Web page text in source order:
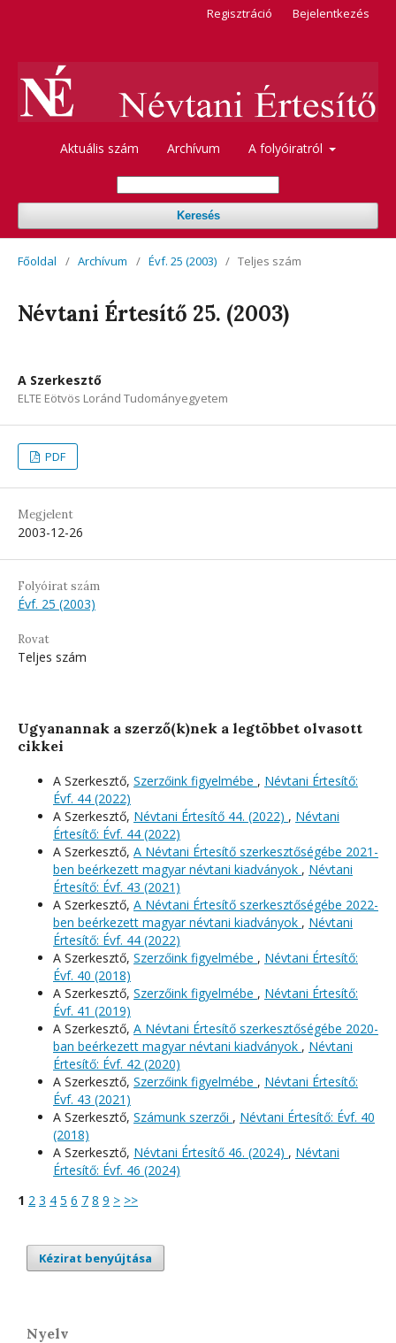
Aktuális szám Archívum A folyóiratról
Keresés
Regisztráció Bejelentkezés
Főoldal / Archívum / Évf. 25 (2003) / Teljes szám
Névtani Értesítő 25. (2003)
A Szerkesztő
ELTE Eötvös Loránd Tudományegyetem
PDF
Megjelent
2003-12-26
Folyóirat szám
Évf. 25 (2003)
Rovat
Teljes szám
Ugyanannak a szerző(k)nek a legtöbbet olvasott
cikkei
A Szerkesztő, Szerzőink figyelmébe , Névtani Értesítő:
Évf. 44 (2022)
A Szerkesztő, Névtani Értesítő 44. (2022) , Névtani
Értesítő: Évf. 44 (2022)
A Szerkesztő, A Névtani Értesítő szerkesztőségébe 2021-
ben beérkezett magyar névtani kiadványok , Névtani
Értesítő: Évf. 43 (2021)
A Szerkesztő, A Névtani Értesítő szerkesztőségébe 2022-
ben beérkezett magyar névtani kiadványok , Névtani
Értesítő: Évf. 44 (2022)
A Szerkesztő, Szerzőink figyelmébe , Névtani Értesítő:
Évf. 40 (2018)
A Szerkesztő, Szerzőink figyelmébe , Névtani Értesítő:
Évf. 41 (2019)
A Szerkesztő, A Névtani Értesítő szerkesztőségébe 2020-
ban beérkezett magyar névtani kiadványok , Névtani
Értesítő: Évf. 42 (2020)
A Szerkesztő, Szerzőink figyelmébe , Névtani Értesítő:
Évf. 43 (2021)
A Szerkesztő, Számunk szerzői , Névtani Értesítő: Évf. 40
(2018)
A Szerkesztő, Névtani Értesítő 46. (2024) , Névtani
Értesítő: Évf. 46 (2024)
1 2 3 4 5 6 7 8 9 > >>
Kézirat benyújtása
Nyelv